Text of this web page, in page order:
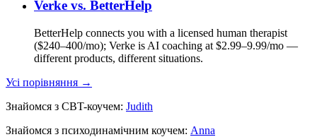
Verke vs. BetterHelp
BetterHelp connects you with a licensed human therapist
($240–400/mo); Verke is AI coaching at $2.99–9.99/mo —
different products, different situations.
Усі порівняння →
Знайомся з CBT-коучем: Judith
Знайомся з психодинамічним коучем: Anna